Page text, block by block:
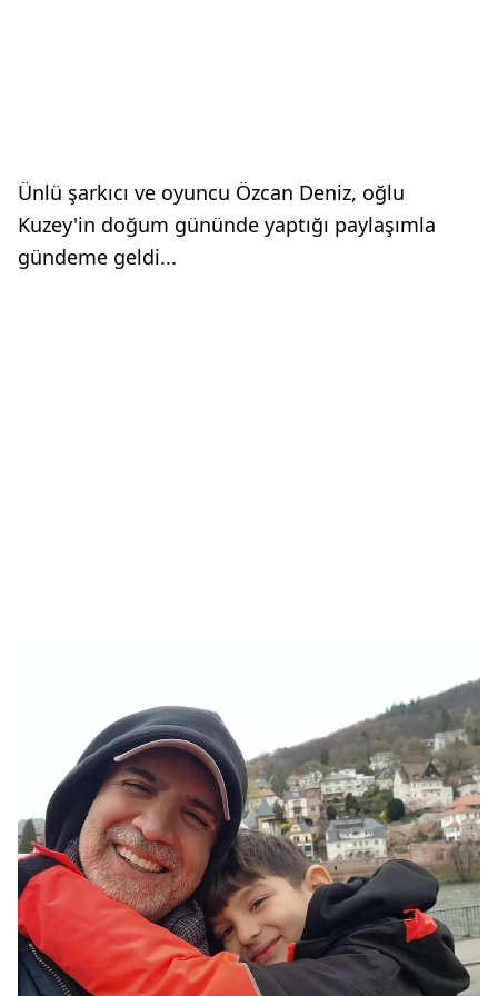
Ünlü şarkıcı ve oyuncu Özcan Deniz, oğlu
Kuzey'in doğum gününde yaptığı paylaşımla
gündeme geldi...